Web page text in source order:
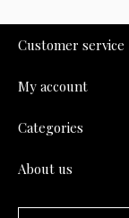
Customer service
My account
Categories
About us